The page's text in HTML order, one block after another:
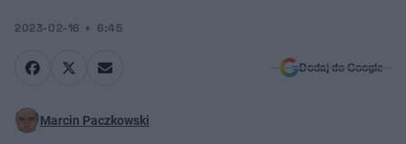
2023-02-16 6:45
Dodaj do Google
Marcin Paczkowski